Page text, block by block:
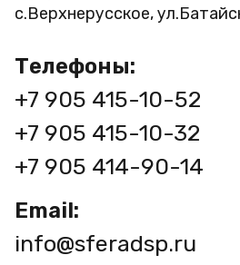
с.Верхнерусское,
Телефоны:
+7 905 415-10-52
+7 905 415-10-32
+7 905 414-90-14
Email:
info@sferadsp.ru